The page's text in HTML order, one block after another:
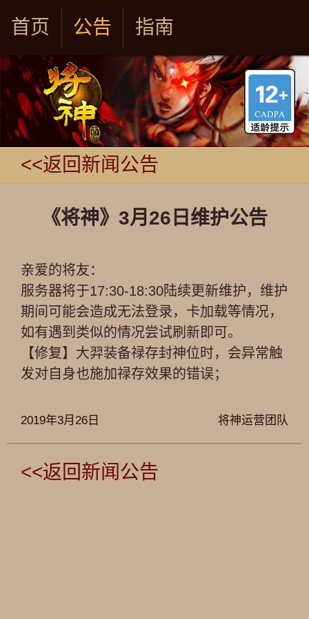
首页 公告 指南
<<返回新闻公告
《将神》3月26日维护公告
亲爱的将友：
服务器将于17:30-18:30陆续更新维护，维护
期间可能会造成无法登录，卡加载等情况，
如有遇到类似的情况尝试刷新即可。
【修复】大羿装备禄存封神位时，会异常触
发对自身也施加禄存效果的错误；
将神运营团队
2019年3月26日
<<返回新闻公告